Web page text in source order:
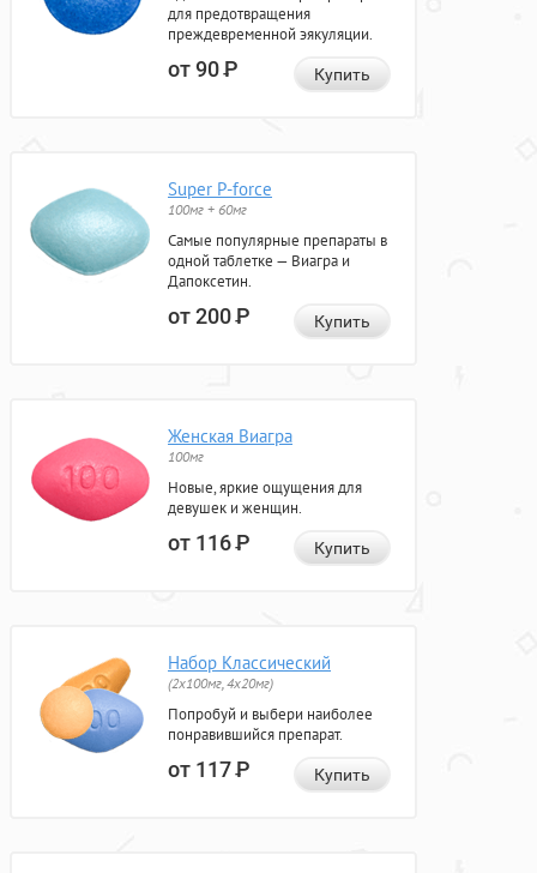
для предотвращения
преждевременной эякуляции.
от 90Р Купить
Super P-force
100мг + 60мг
Самые популярные препараты в
одной таблетке — Виагра и
Дапоксетин.
от 200Р Купить
Женская Виагра
100мг
Новые, яркие ощущения для
девушек и женщин.
от 116Р Купить
Набор Классический
(2x100мг, 4x20мг)
Попробуй и выбери наиболее
понравившийся препарат.
от 117Р Купить